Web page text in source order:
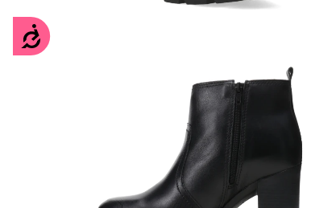
Accesibilidad